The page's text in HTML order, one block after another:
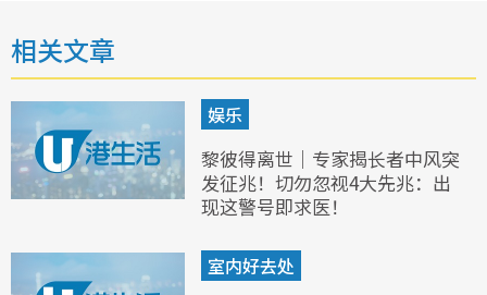
相关文章
娱乐
黎彼得离世｜专家揭长者中风突
发征兆！切勿忽视4大先兆：出
现这警号即求医！
室内好去处